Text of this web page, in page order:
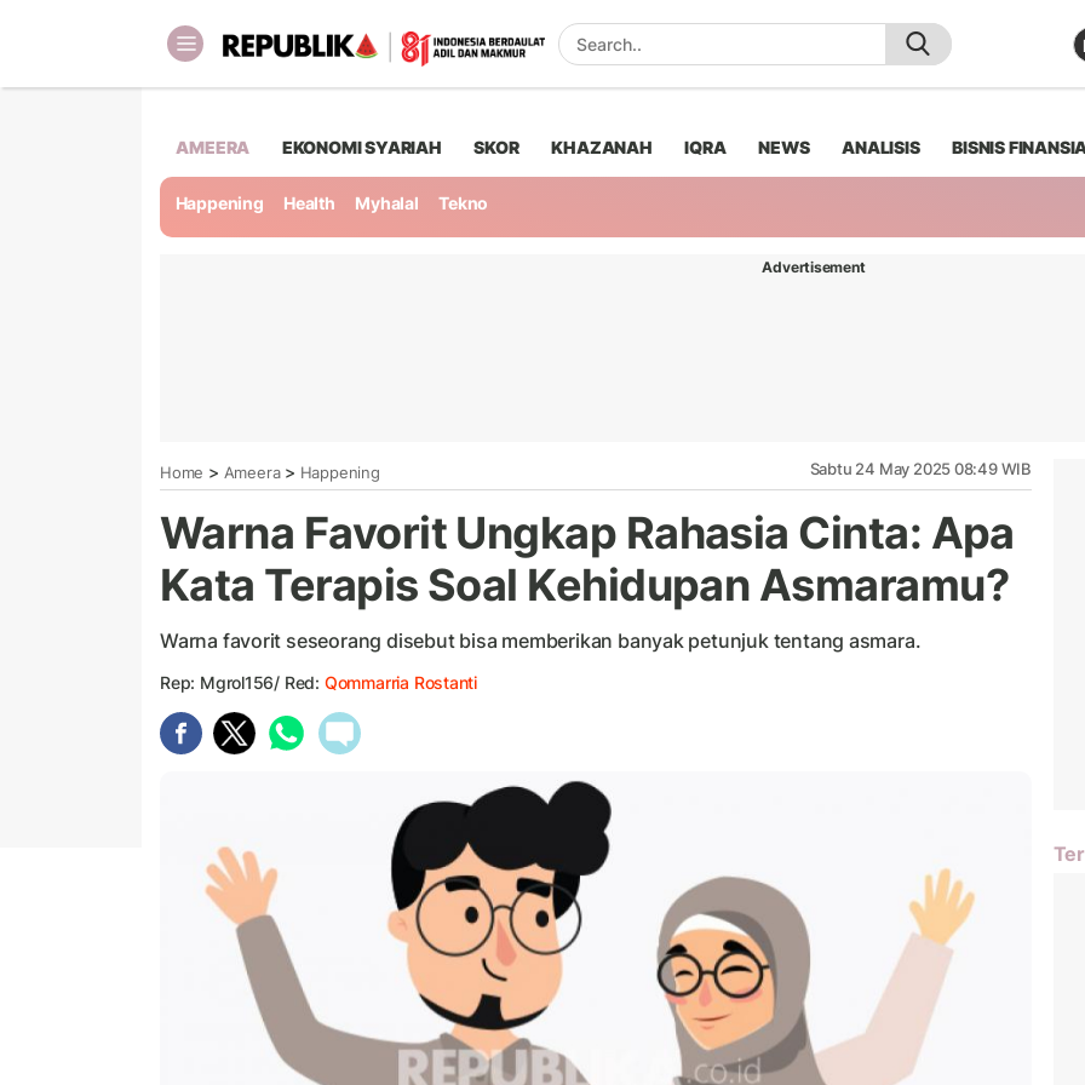
AMEERA EKONOMI SYARIAH SKOR KHAZANAH IQRA NEWS ANALISIS BISNIS
Happening Health Myhalal Tekno
Advertisement
Home > Ameera> Happening Sabtu 24 May 2025 08:49 WIB
Warna Favorit Ungkap Rahasia Cinta: Apa
Kata Terapis Soal Kehidupan Asmaramu?
Warna favorit seseorang disebut bisa memberikan banyak petunjuk tentang asmara.
Rep: Mgrol156/ Red: Qommarria Rostanti